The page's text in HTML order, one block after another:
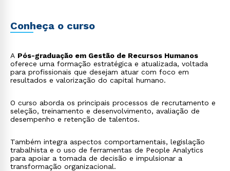
Conheça o curso
A Pós-graduação em Gestão de Recursos Humanos
oferece uma formação estratégica e atualizada, voltada
para profissionais que desejam atuar com foco em
resultados e valorização do capital humano.
O curso aborda os principais processos de recrutamento e
seleção, treinamento e desenvolvimento, avaliação de
desempenho e retenção de talentos.
Também integra aspectos comportamentais, legislação
trabalhista e o uso de ferramentas de People Analytics
para apoiar a tomada de decisão e impulsionar a
transformação organizacional.